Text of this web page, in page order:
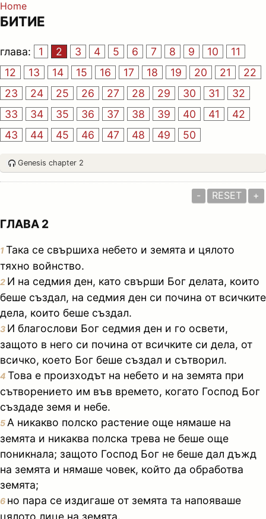
Home
БИТИЕ
глава: 1 2 3 4 5 6 7 8 9 10
11
12
13 14 15 16 17 18 19 20 21
22
23
24 25 26 27 28 29 30 31
32
33
34 35 36 37 38 39 40 41
42
43
44 45 46 47 48 49 50
Genesis chapter 2
- RESET +
ГЛАВА 2
1Така се свършиха небето и земята и цялото
тяхно войнство.
2 И на седмия ден, като свърши Бог делата, които
беше създал, на седмия ден си почина от всичките
дела, които беше създал.
3 И благослови Бог седмия ден и го освети,
защото в него си почина от всичките си дела, от
всичко, което Бог беше създал и сътворил.
4 Това е произходът на небето и на земята при
сътворението им във времето, когато Господ Бог
създаде земя и небе.
5 А никакво полско растение още нямаше на
земята и никаква полска трева не беше още
поникнала; защото Господ Бог не беше дал дъжд
на земята и нямаше човек, който да обработва
земята;
6 но пара се издигаше от земята та напояваше
цялото лице на земята.